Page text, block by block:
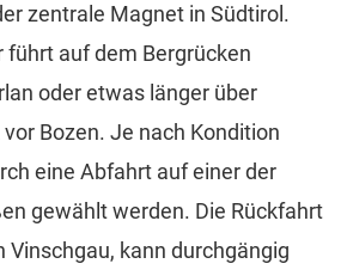
zentrale Magnet in Südtirol.
führt auf dem Bergrücken
oder etwas länger über
Bozen. Je nach Kondition
eine Abfahrt auf einer der
gewählt werden. Die Rückfahrt
Vinschgau, kann durchgängig